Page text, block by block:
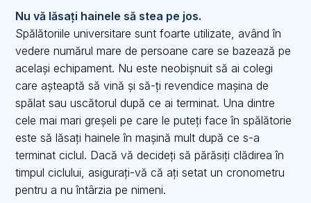
Nu vă lăsați hainele să stea pe jos.
Spălătoriile universitare sunt foarte utilizate, având în
vedere numărul mare de persoane care se bazează pe
același echipament. Nu este neobișnuit să ai colegi
care așteaptă să vină și să-ți revendice mașina de
spălat sau uscătorul după ce ai terminat. Una dintre
cele mai mari greșeli pe care le puteți face în spălătorie
este să lăsați hainele în mașină mult după ce s-a
terminat ciclul. Dacă vă decideți să părăsiți clădirea în
timpul ciclului, asigurați-vă că ați setat un cronometru
pentru a nu întârzia pe nimeni.